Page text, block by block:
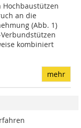
an die
(Abb. 1)
kombiniert
mehr